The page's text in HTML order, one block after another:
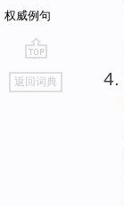
权威例句
go
top
返回词典